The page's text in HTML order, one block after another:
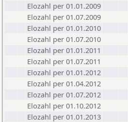
Elozahl per 01.01.2009
Elozahl per 01.07.2009
Elozahl per 01.01.2010
Elozahl per 01.07.2010
Elozahl per 01.01.2011
Elozahl per 01.07.2011
Elozahl per 01.01.2012
Elozahl per 01.04.2012
Elozahl per 01.07.2012
Elozahl per 01.10.2012
Elozahl per 01.01.2013